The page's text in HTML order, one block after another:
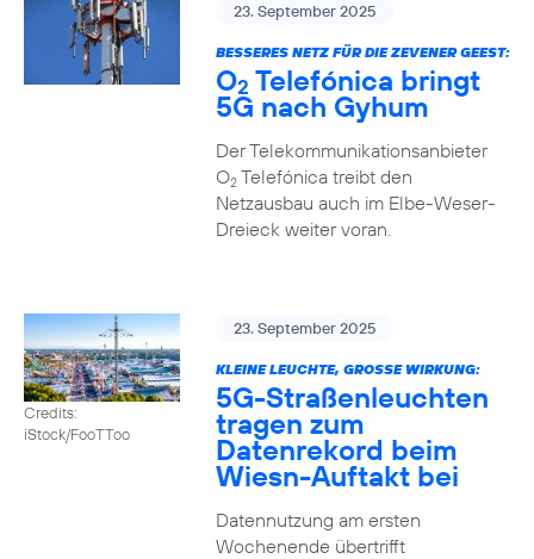
23. September 2025
BESSERES NETZ FÜR DIE ZEVENER GEEST:
O2 Telefónica bringt
5G nach Gyhum
Der Telekommunikationsanbieter
O2Telefónica treibt den
Netzausbau auch im Elbe-Weser-
Dreieck weiter voran.
Credits:
iStock/FooTToo
23. September 2025
KLEINE LEUCHTE, GROSSE WIRKUNG:
5G-Straßenleuchten
tragen zum
Datenrekord beim
Wiesn-Auftakt bei
Datennutzung am ersten
Wochenende übertrifft